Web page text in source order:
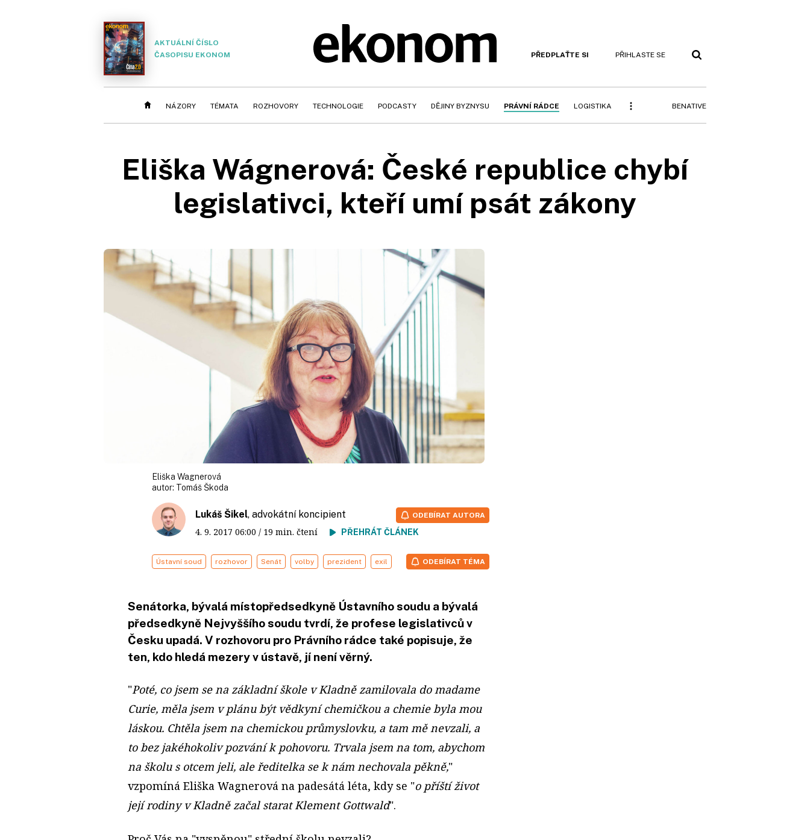
AKTUÁLNÍ ČÍSLO
ČASOPISU EKONOM
PŘEDPLAŤTE SI PŘIHLASTE SE
NÁZORY TÉMATA ROZHOVORY TECHNOLOGIE PODCASTY DĚJINY BYZNYSU PRÁVNÍ RÁDCE LOGISTIKA BENATIVE
Eliška Wágnerová: České republice chybí
legislativci, kteří umí psát zákony
Eliška Wagnerová
autor: Tomáš Škoda
Lukáš Šikel, advokátní koncipient
4. 9. 2017 06:00 / 19 min. čtení PŘEHRÁT ČLÁNEK
ODEBÍRAT AUTORA
Ústavní soud rozhovor Senát volby prezident exil ODEBÍRAT TÉMA
Senátorka, bývalá místopředsedkyně Ústavního soudu a bývalá
předsedkyně Nejvyššího soudu tvrdí, že profese legislativců v
Česku upadá. V rozhovoru pro Právního rádce také popisuje, že
ten, kdo hledá mezery v ústavě, jí není věrný.
"Poté, co jsem se na základní škole v Kladně zamilovala do madame
Curie, měla jsem v plánu být vědkyní chemičkou a chemie byla mou
láskou. Chtěla jsem na chemickou průmyslovku, a tam mě nevzali, a
to bez jakéhokoliv pozvání k pohovoru. Trvala jsem na tom, abychom
na školu s otcem jeli, ale ředitelka se k nám nechovala pěkně,"
vzpomíná Eliška Wagnerová na padesátá léta, kdy se "o příští život
její rodiny v Kladně začal starat Klement Gottwald".